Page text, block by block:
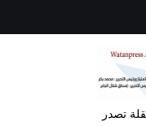
تصدر